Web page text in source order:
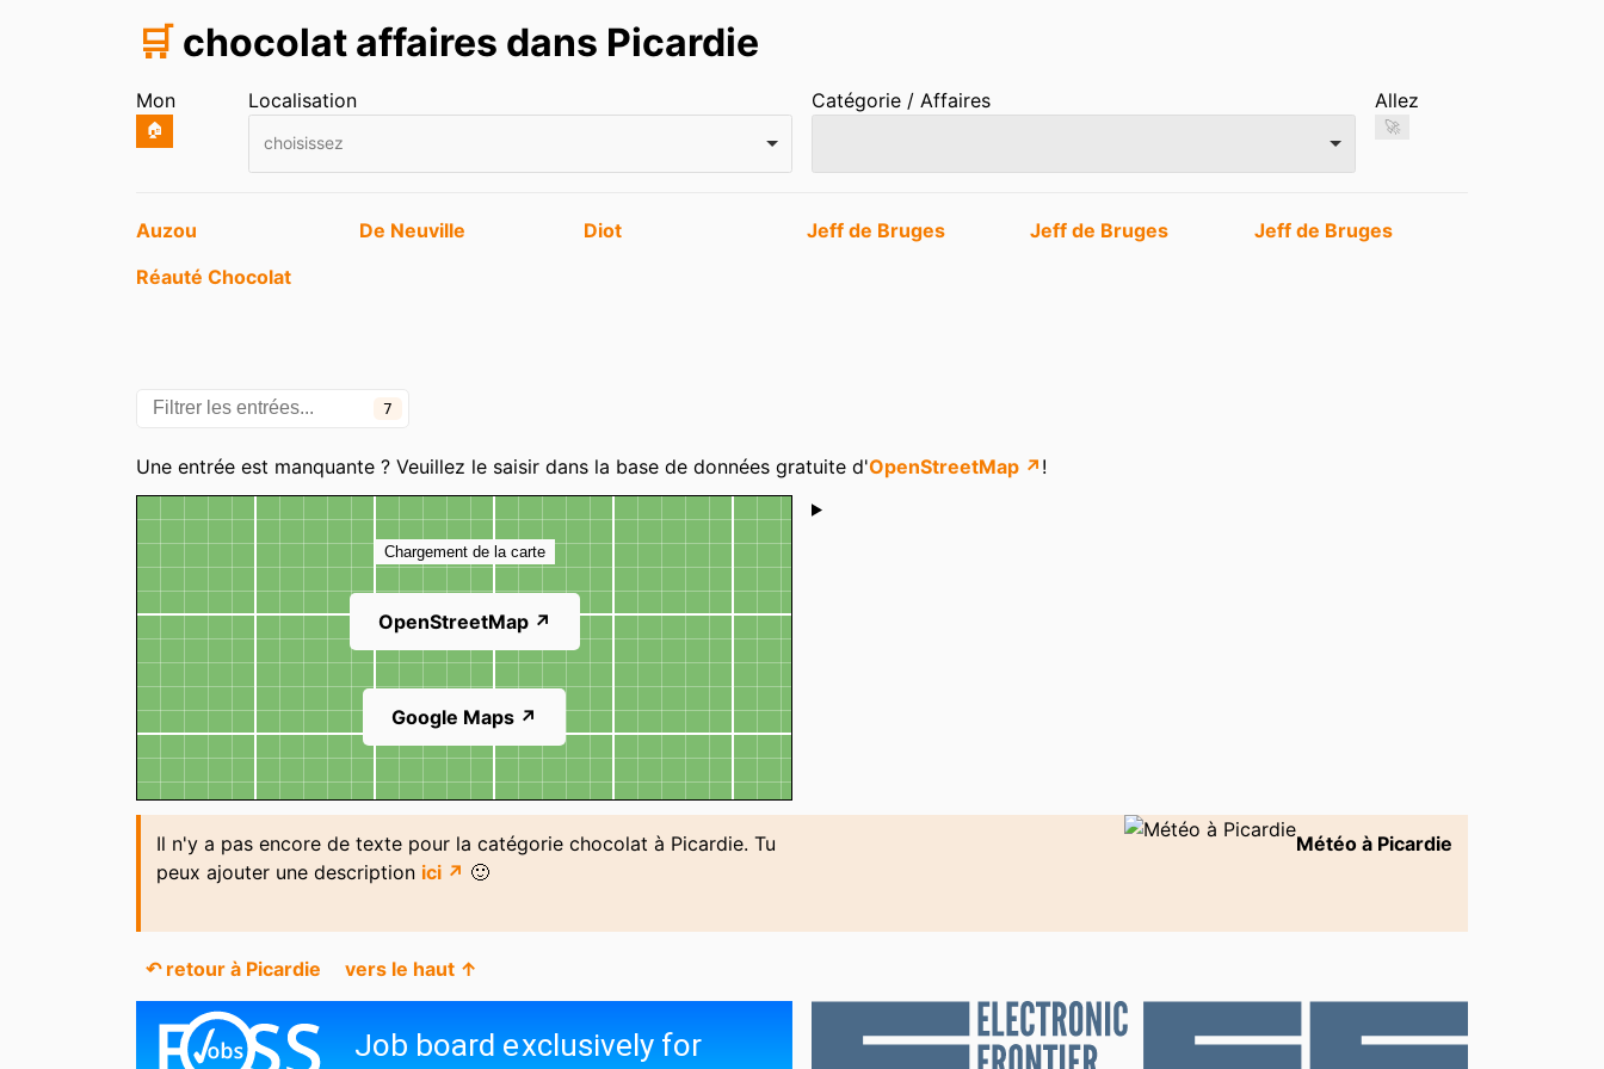
🛒 chocolat affaires dans Picardie
Mon
🏠
Localisation
choisissez
Catégorie / Affaires Allez
🚀
Entrées
Auzou De Neuville Diot Jeff de Bruges Jeff de Bruges
Jeff de Bruges
Réauté Chocolat
7
Une entrée est manquante ? Veuillez le saisir dans la base de données gratuite d'OpenStreetMap ↗ !
Carte
Chargement de la carte
OpenStreetMap ↗
Google Maps ↗
Shoutbox
Il n'y a pas encore de texte pour la catégorie chocolat à Picardie. Tu
peux ajouter une description ici ↗ 🙂
Météo à Picardie
↶ retour à Picardie vers le haut ↑